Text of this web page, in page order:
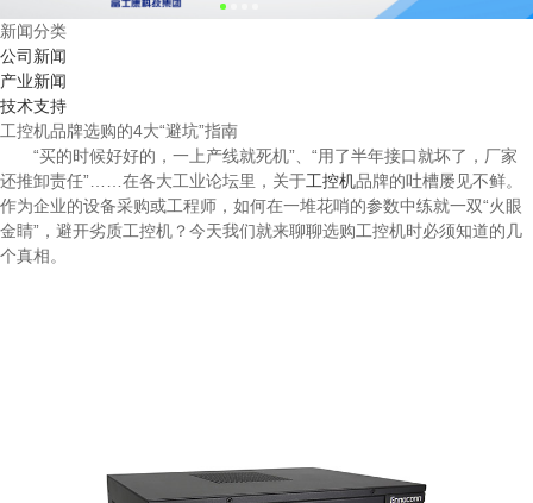
新闻分类
公司新闻
产业新闻
技术支持
工控机品牌选购的4大“避坑”指南
“买的时候好好的，一上产线就死机”、“用了半年接口就坏了，厂家
还推卸责任”……在各大工业论坛里，关于工控机品牌的吐槽屡见不鲜。
作为企业的设备采购或工程师，如何在一堆花哨的参数中练就一双“火眼
金睛”，避开劣质工控机？今天我们就来聊聊选购工控机时必须知道的几
个真相。